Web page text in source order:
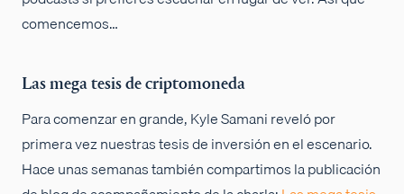
comencemos…
Las mega tesis de criptomoneda
Para comenzar en grande, Kyle Samani reveló por
primera vez nuestras tesis de inversión en el escenario.
Hace unas semanas también compartimos la publicación